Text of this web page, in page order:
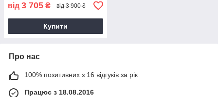
від 3 705 ₴ від 3 900 ₴
Купити
Про нас
100% позитивних з 16 відгуків за рік
Працює з 18.08.2016